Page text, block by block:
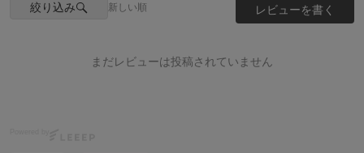
絞り込み 新しい順 レビューを書く
まだレビューは投稿されていません